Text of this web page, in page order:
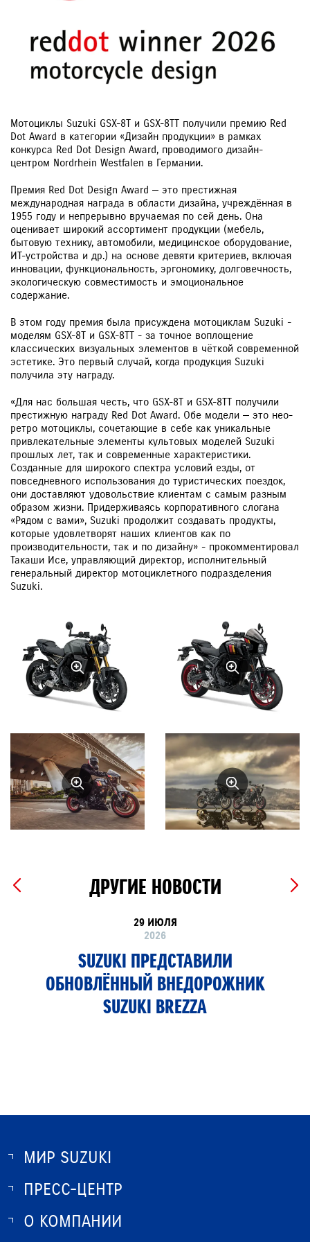
Мотоциклы Suzuki GSX-8T и GSX-8TT получили премию Red
Dot Award в категории «Дизайн продукции» в рамках
конкурса Red Dot Design Award, проводимого дизайн-
центром Nordrhein Westfalen в Германии.
Премия Red Dot Design Award — это престижная
международная награда в области дизайна, учреждённая в
1955 году и непрерывно вручаемая по сей день. Она
оценивает широкий ассортимент продукции (мебель,
бытовую технику, автомобили, медицинское оборудование,
ИТ-устройства и др.) на основе девяти критериев, включая
инновации, функциональность, эргономику, долговечность,
экологическую совместимость и эмоциональное
содержание.
В этом году премия была присуждена мотоциклам Suzuki -
моделям GSX-8T и GSX-8TT - за точное воплощение
классических визуальных элементов в чёткой современной
эстетике. Это первый случай, когда продукция Suzuki
получила эту награду.
«Для нас большая честь, что GSX-8T и GSX-8TT получили
престижную награду Red Dot Award. Обе модели — это нео-
ретро мотоциклы, сочетающие в себе как уникальные
привлекательные элементы культовых моделей Suzuki
прошлых лет, так и современные характеристики.
Созданные для широкого спектра условий езды, от
повседневного использования до туристических поездок,
они доставляют удовольствие клиентам с самым разным
образом жизни. Придерживаясь корпоративного слогана
«Рядом с вами», Suzuki продолжит создавать продукты,
которые удовлетворят наших клиентов как по
производительности, так и по дизайну» - прокомментировал
Такаши Исе, управляющий директор, исполнительный
генеральный директор мотоциклетного подразделения
Suzuki.
ДРУГИЕ НОВОСТИ
29 ИЮЛЯ
2026
SUZUKI ПРЕДСТАВИЛИ
ОБНОВЛЁННЫЙ ВНЕДОРОЖНИК
SUZUKI BREZZA
МИР SUZUKI
О SUZUKI
ПРЕСС-ЦЕНТР
НОВОСТИ
О КОМПАНИИ